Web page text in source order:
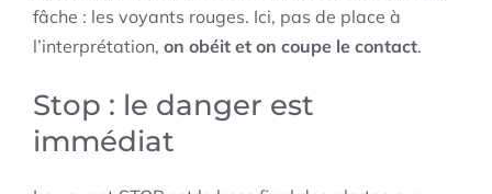
fâche : les voyants rouges. Ici, pas de place à
l’interprétation, on obéit et on coupe le contact.
Stop : le danger est
immédiat